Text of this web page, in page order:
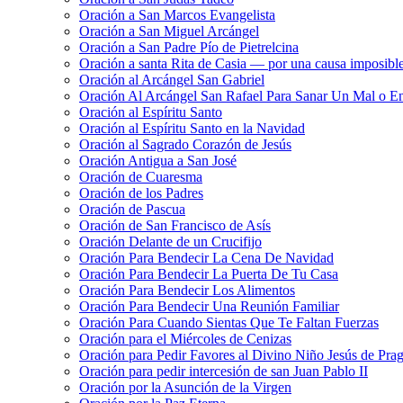
Oración a San Marcos Evangelista
Oración a San Miguel Arcángel
Oración a San Padre Pío de Pietrelcina
Oración a santa Rita de Casia — por una causa
Oración al Arcángel San Gabriel
Oración Al Arcángel San Rafael Para Sanar Un Mal o
Oración al Espíritu Santo
Oración al Espíritu Santo en la Navidad
Oración al Sagrado Corazón de Jesús
Oración Antigua a San José
Oración de Cuaresma
Oración de los Padres
Oración de Pascua
Oración de San Francisco de Asís
Oración Delante de un Crucifijo
Oración Para Bendecir La Cena De Navidad
Oración Para Bendecir La Puerta De Tu Casa
Oración Para Bendecir Los Alimentos
Oración Para Bendecir Una Reunión Familiar
Oración Para Cuando Sientas Que Te Faltan Fuerzas
Oración para el Miércoles de Cenizas
Oración para Pedir Favores al Divino Niño Jesús de
Oración para pedir intercesión de san Juan Pablo II
Oración por la Asunción de la Virgen